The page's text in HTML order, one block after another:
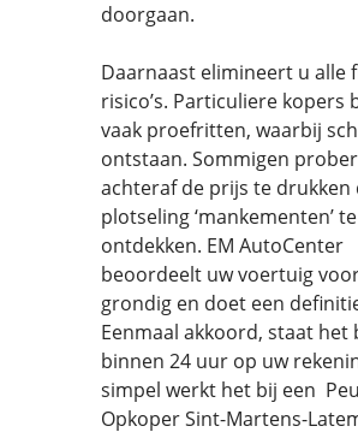
doorgaan.
Daarnaast elimineert u alle
risico’s. Particuliere kopers
vaak proefritten, waarbij
ontstaan. Sommigen
achteraf de prijs te drukken
plotseling ‘mankementen’ te
ontdekken. EM AutoCenter
beoordeelt uw voertuig
grondig en doet een
Eenmaal akkoord, staat het
binnen 24 uur op uw
simpel werkt het bij een
Opkoper Sint-Martens-